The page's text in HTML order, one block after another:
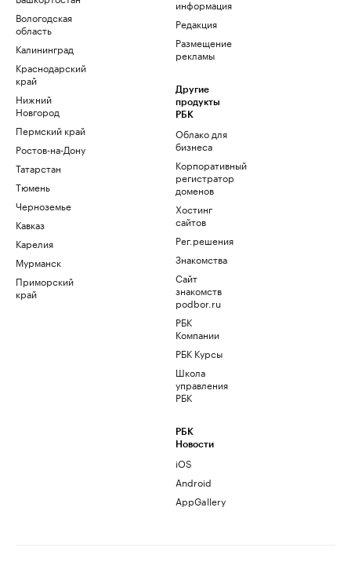
Вологодская
область
Калининград
Краснодарский
край
Нижний
Новгород
Пермский край
Ростов-на-Дону
Татарстан
Тюмень
Черноземье
Кавказ
Карелия
Мурманск
Приморский
край
информация
Редакция
Размещение
рекламы
Другие
продукты
РБК
Облако для
бизнеса
Корпоративный
регистратор
доменов
Хостинг
сайтов
Рег.решения
Знакомства
Сайт
знакомств
podbor.ru
РБК
Компании
РБК Курсы
Школа
управления
РБК
РБК
Новости
iOS
Android
AppGallery